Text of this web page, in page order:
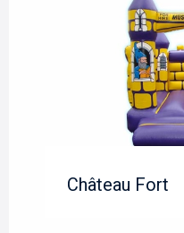
Château Fort